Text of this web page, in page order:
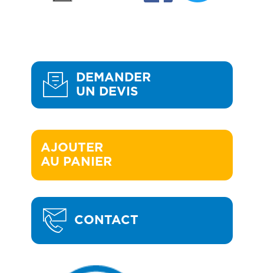
DEMANDER
UN DEVIS
AJOUTER
AU PANIER
CONTACT